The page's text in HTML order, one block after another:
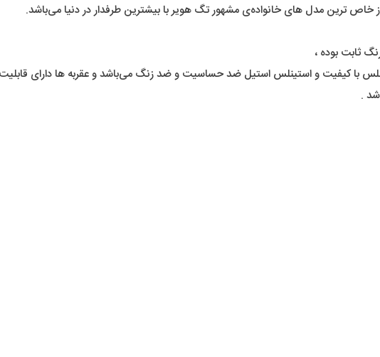
ترین مدل های خانواده‌ی مشهور تگ هویر با بیشترین طرفدار در دنیا می‌باشد.
با کیفیت و استینلس استیل ضد حساسیت و ضد زنگ می‌باشد و عقربه ها دارای
.